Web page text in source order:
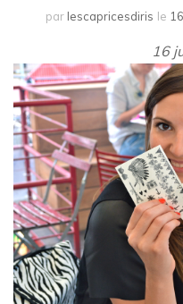
par lescapricesdiris le
16